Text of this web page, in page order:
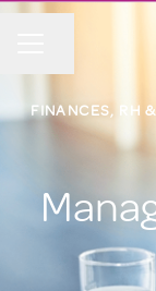
FINANCES, RH